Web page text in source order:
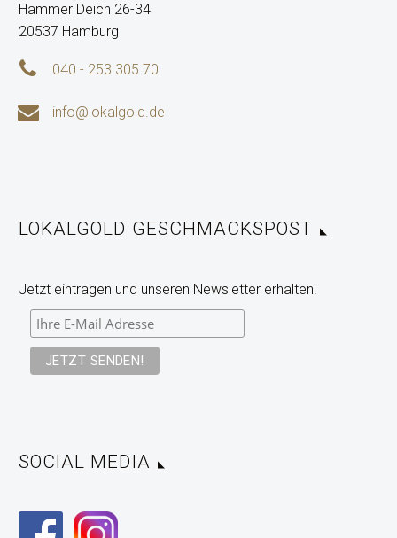
Hammer Deich 26-34
20537 Hamburg

 040 - 253 305 70

 info@lokalgold.de
LOKALGOLD GESCHMACKSPOST
Jetzt eintragen und unseren Newsletter erhalten!
SOCIAL MEDIA